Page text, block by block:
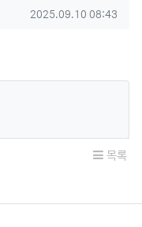
작성일
2025.09.10 08:43
목록